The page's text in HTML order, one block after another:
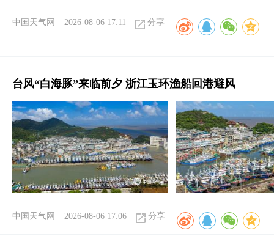
中国天气网 2026-08-06 17:11 分享
台风“白海豚”来临前夕 浙江玉环渔船回港避风
中国天气网 2026-08-06 17:06 分享